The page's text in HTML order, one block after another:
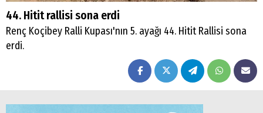
44. Hitit rallisi sona erdi
Renç Koçibey Ralli Kupası'nın 5. ayağı 44. Hitit Rallisi sona
erdi.